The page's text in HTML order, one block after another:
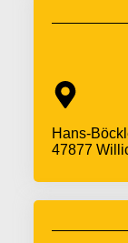
Hans-
47877